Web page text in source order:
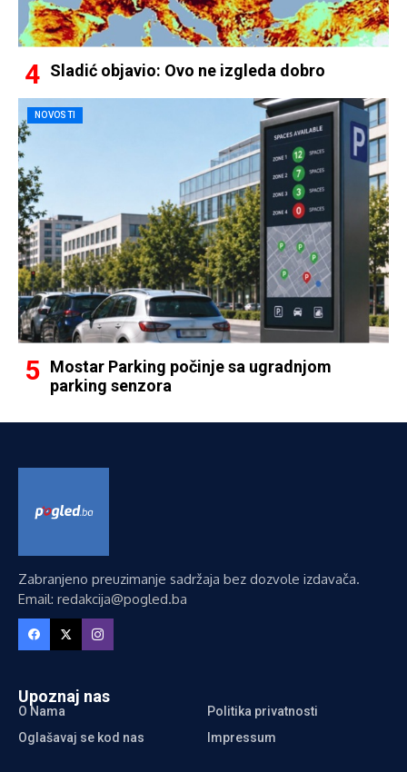
Sladić objavio: Ovo ne izgleda dobro
NOVOSTI
Mostar Parking počinje sa ugradnjom
parking senzora
Zabranjeno preuzimanje sadržaja bez dozvole izdavača.
Email: redakcija@pogled.ba
Upoznaj nas
O Nama
Politika privatnosti
Oglašavaj se kod nas
Impressum